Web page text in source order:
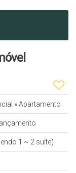
»Apartamento
1 ~ 2 suíte)